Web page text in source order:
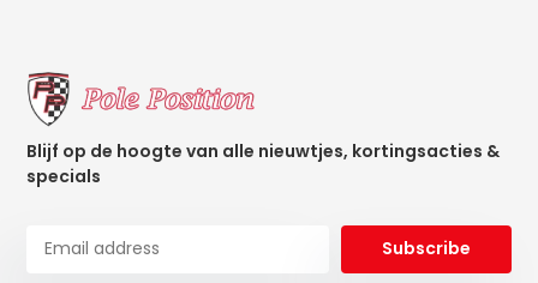
Blijf op de hoogte van alle nieuwtjes, kortingsacties &
specials
Subscribe